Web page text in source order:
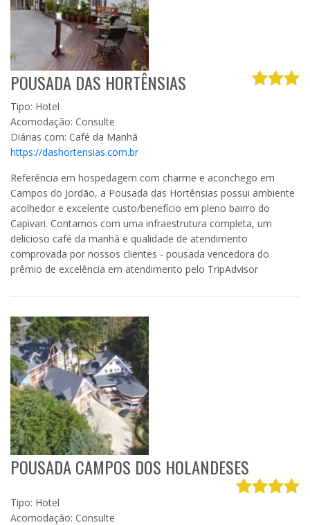
POUSADA DAS HORTÊNSIAS
Tipo: Hotel
Acomodação: Consulte
Diárias com: Café da Manhã
https://dashortensias.com.br
Referência em hospedagem com charme e aconchego em
Campos do Jordão, a Pousada das Hortênsias possui ambiente
acolhedor e excelente custo/benefício em pleno bairro do
Capivari. Contamos com uma infraestrutura completa, um
delicioso café da manhã e qualidade de atendimento
comprovada por nossos clientes - pousada vencedora do
prêmio de excelência em atendimento pelo TripAdvisor
POUSADA CAMPOS DOS HOLANDESES
Tipo: Hotel
Acomodação: Consulte